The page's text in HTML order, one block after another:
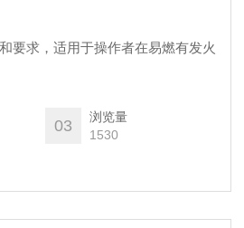
要求，适用于操作者在易燃有发火
03
浏览量
1530